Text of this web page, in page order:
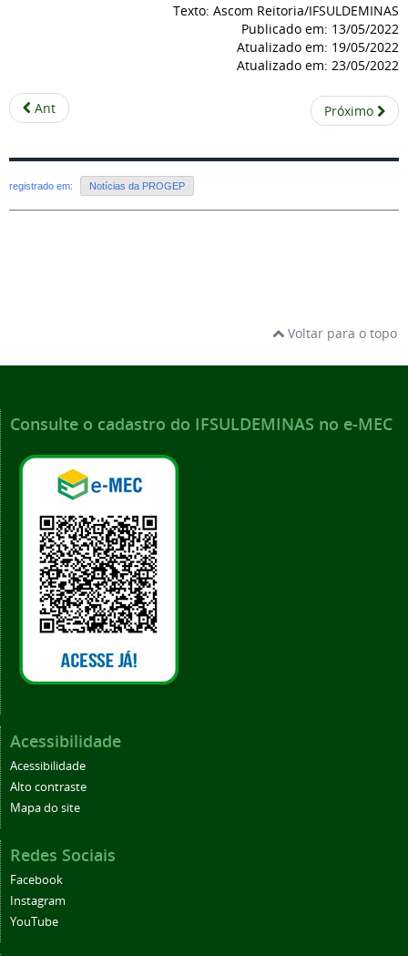
Texto: Ascom Reitoria/IFSULDEMINAS
Publicado em: 13/05/2022
Atualizado em: 19/05/2022
Atualizado em: 23/05/2022
Ant Próximo
registrado em: Notícias da PROGEP
Voltar para o topo
Consulte o cadastro do IFSULDEMINAS no e-MEC
Acessibilidade
Acessibilidade
Alto contraste
Mapa do site
Redes Sociais
Facebook
Instagram
YouTube